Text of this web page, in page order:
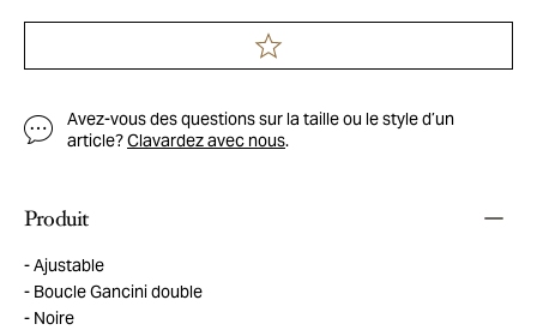
Avez-vous des questions sur la taille ou le style d’un
article?Clavardez avec nous.
Produit
Ajustable
Boucle Gancini double
Noire